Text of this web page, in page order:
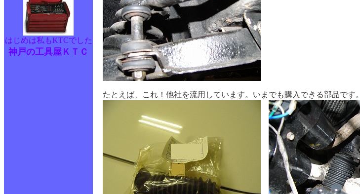
はじめは私もKTCでした
神戸の工具屋ＫＴＣ
たとえば、これ！他社を流用しています。いまでも購入できる部品です。